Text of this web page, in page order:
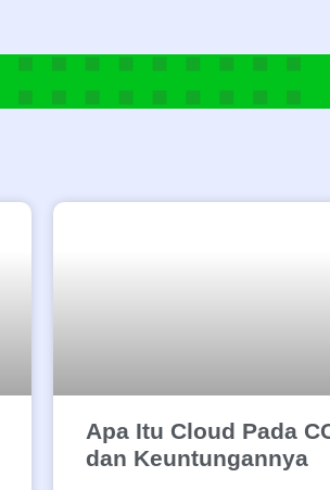
Apa Itu Cloud Pada
dan Keuntungannya